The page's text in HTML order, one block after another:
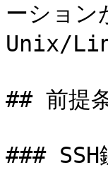
ーション
Unix/
## 前提
### SSH